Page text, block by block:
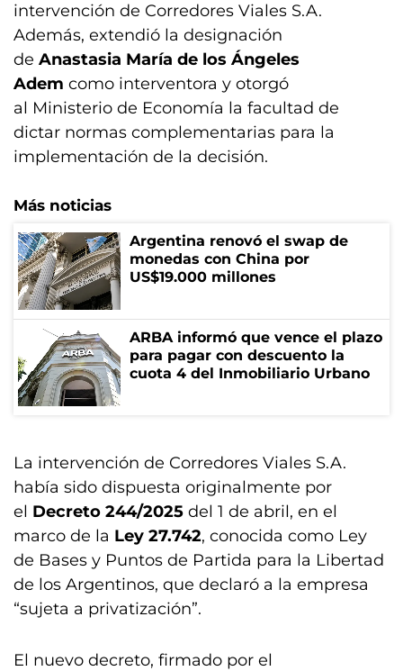
intervención de Corredores Viales S.A.
Además, extendió la designación
de Anastasia María de los Ángeles
Adem como interventora y otorgó
al Ministerio de Economía la facultad de
dictar normas complementarias para la
implementación de la decisión.
Más noticias
Argentina renovó el swap de
monedas con China por
US$19.000 millones
ARBA informó que vence el plazo
para pagar con descuento la
cuota 4 del Inmobiliario Urbano
La intervención de Corredores Viales S.A.
había sido dispuesta originalmente por
el Decreto 244/2025 del 1 de abril, en el
marco de la Ley 27.742, conocida como Ley
de Bases y Puntos de Partida para la Libertad
de los Argentinos, que declaró a la empresa
“sujeta a privatización”.
El nuevo decreto, firmado por el